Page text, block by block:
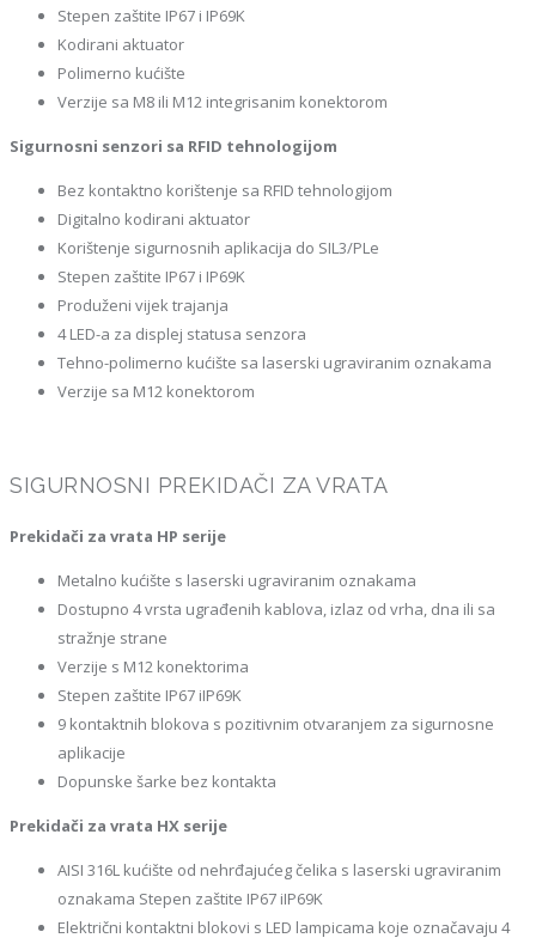
Stepen zaštite IP67 i IP69K
Kodirani aktuator
Polimerno kućište
Verzije sa M8 ili M12 integrisanim konektorom
Sigurnosni senzori sa RFID tehnologijom
Bez kontaktno korištenje sa RFID tehnologijom
Digitalno kodirani aktuator
Korištenje sigurnosnih aplikacija do SIL3/PLe
Stepen zaštite IP67 i IP69K
Produženi vijek trajanja
4 LED-a za displej statusa senzora
Tehno-polimerno kućište sa laserski ugraviranim oznakama
Verzije sa M12 konektorom
SIGURNOSNI PREKIDAČI ZA VRATA
Prekidači za vrata HP serije
Metalno kućište s laserski ugraviranim oznakama
Dostupno 4 vrsta ugrađenih kablova, izlaz od vrha, dna ili sa
stražnje strane
Verzije s M12 konektorima
Stepen zaštite IP67 iIP69K
9 kontaktnih blokova s pozitivnim otvaranjem za sigurnosne
aplikacije
Dopunske šarke bez kontakta
Prekidači za vrata HX serije
AISI 316L kućište od nehrđajućeg čelika s laserski ugraviranim
oznakama Stepen zaštite IP67 iIP69K
Električni kontaktni blokovi s LED lampicama koje označavaju 4